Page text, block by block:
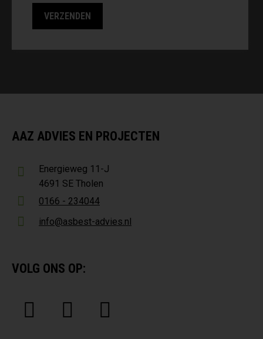
AAZ ADVIES EN PROJECTEN
Energieweg 11-J
4691 SE Tholen
0166 - 234044
info@asbest-advies.nl
VOLG ONS OP: